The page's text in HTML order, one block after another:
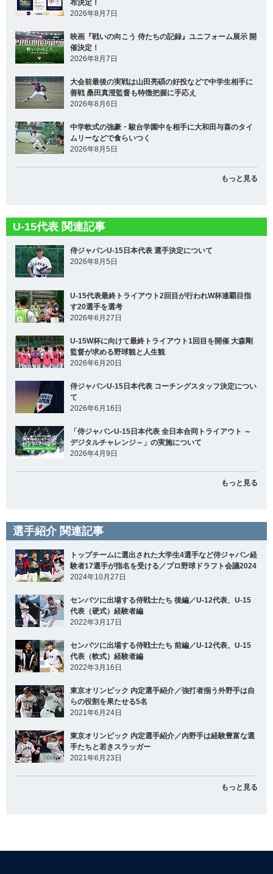
布決定！
2026年8月7日
映画『戦いの向こう 侍たちの記録』ユニフォーム展示 開
催決定！
2026年8月7日
大会前最後の実戦は山田亮碩の好投などで中学生相手に
善戦 桑田真澄監督も特徴把握に手応え
2026年8月6日
中学軟式の強豪・駿台学園中を相手に大和田与喜のタイ
ムリーなどで食らいつく
2026年8月5日
もっと見る
U-15代表 関連記事
侍ジャパンU-15日本代表 選手決定について
2026年8月5日
U-15代表最終トライアウト2回目が行われW杯連覇目指
す20選手を選考
2026年6月27日
U-15W杯に向けて最終トライアウト1回目を開催 大森剛
監督が求める野球観と人生観
2026年6月20日
侍ジャパンU-15日本代表 コーチングスタッフ決定につい
て
2026年6月16日
「侍ジャパンU-15日本代表 全日本合同トライアウト ～
デジタルチャレンジ～」の実施について
2026年4月9日
もっと見る
選手紹介 関連記事
トップチームに選出された大学生4選手など侍ジャパン経
験者17選手が指名を受ける／プロ野球ドラフト会議2024
2024年10月27日
センバツに出場する侍戦士たち 後編／U-12代表、U-15
代表（硬式）経験者編
2022年3月17日
センバツに出場する侍戦士たち 前編／U-12代表、U-15
代表（軟式）経験者編
2022年3月16日
東京オリンピック 内定選手紹介／強打者揃う外野手は自
らの役割を果たせる5名
2021年6月24日
東京オリンピック 内定選手紹介／内野手は経験豊富な選
手たちと若きスラッガー
2021年6月23日
もっと見る